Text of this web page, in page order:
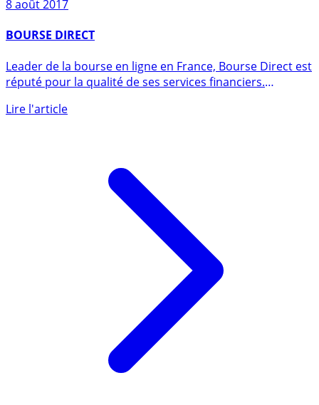
8 août 2017
BOURSE DIRECT
Leader de la bourse en ligne en France, Bourse Direct est
réputé pour la qualité de ses services financiers.